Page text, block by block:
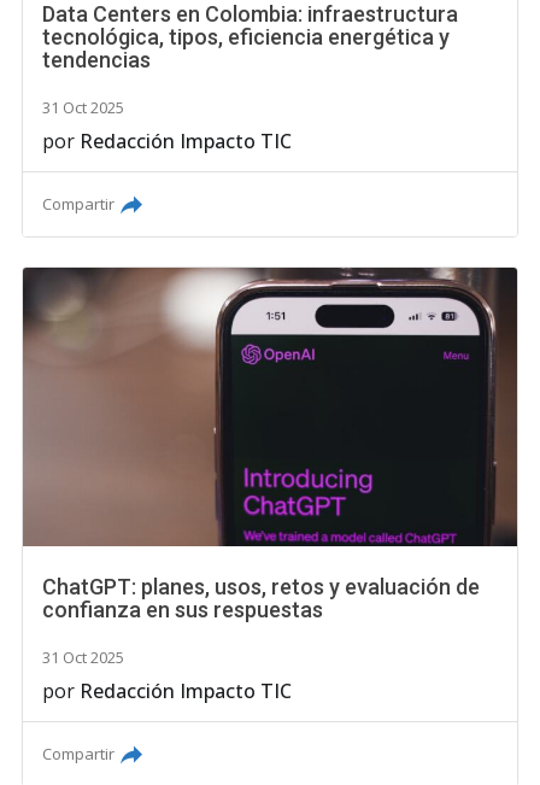
Data Centers en Colombia: infraestructura
tecnológica, tipos, eficiencia energética y
tendencias
31 Oct 2025
por Redacción Impacto TIC
Compartir
ChatGPT: planes, usos, retos y evaluación de
confianza en sus respuestas
31 Oct 2025
por Redacción Impacto TIC
Compartir